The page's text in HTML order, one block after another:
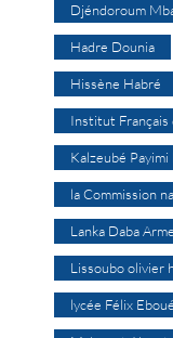
Djéndoroum
Hadre Dounia
Hissène Habré
Institut Français
Kalzeubé
la Commission
Lanka Daba
Lissoubo olivier
lycée Félix Eboué